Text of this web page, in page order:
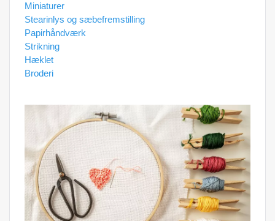
Miniaturer
Stearinlys og sæbefremstilling
Papirhåndværk
Strikning
Hæklet
Broderi